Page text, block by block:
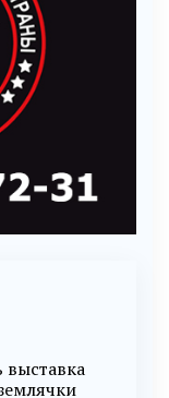
выставка